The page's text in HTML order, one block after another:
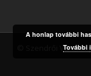
© Szendrői Városi
A honlap további
További